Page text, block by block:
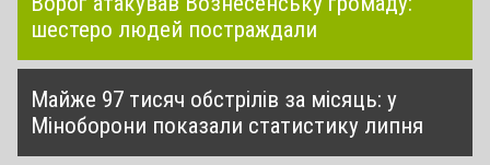
шестеро людей постраждали
Майже 97 тисяч обстрілів за місяць: у
Міноборони показали статистику липня